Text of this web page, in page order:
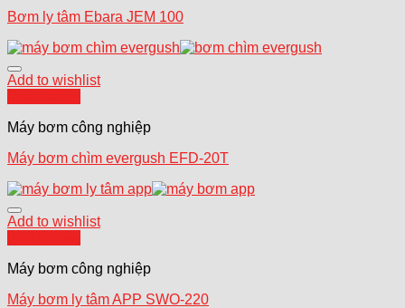
Bơm ly tâm Ebara JEM 100
Add to wishlist
Máy bơm công nghiệp
Máy bơm chìm evergush EFD-20T
Add to wishlist
Máy bơm công nghiệp
Máy bơm ly tâm APP SWO-220